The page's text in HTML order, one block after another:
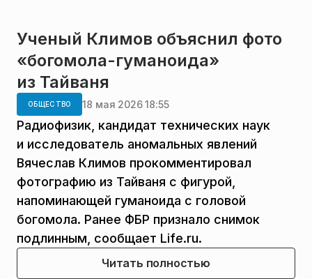
Ученый Климов объяснил фото
«богомола-гуманоида»
из Тайваня
ОБЩЕСТВО 18 мая 2026 18:55
Радиофизик, кандидат технических наук
и исследователь аномальных явлений
Вячеслав Климов прокомментировал
фотографию из Тайваня с фигурой,
напоминающей гуманоида с головой
богомола. Ранее ФБР признало снимок
подлинным, сообщает Life.ru.
Читать полностью